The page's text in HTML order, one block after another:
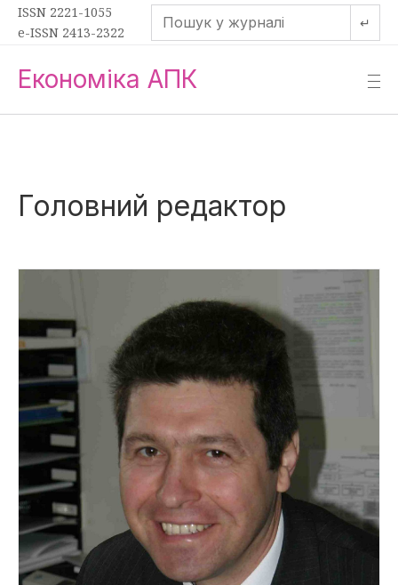
ISSN 2221-1055
e-ISSN 2413-2322
↵
Економіка АПК —
—
—
Головний редактор